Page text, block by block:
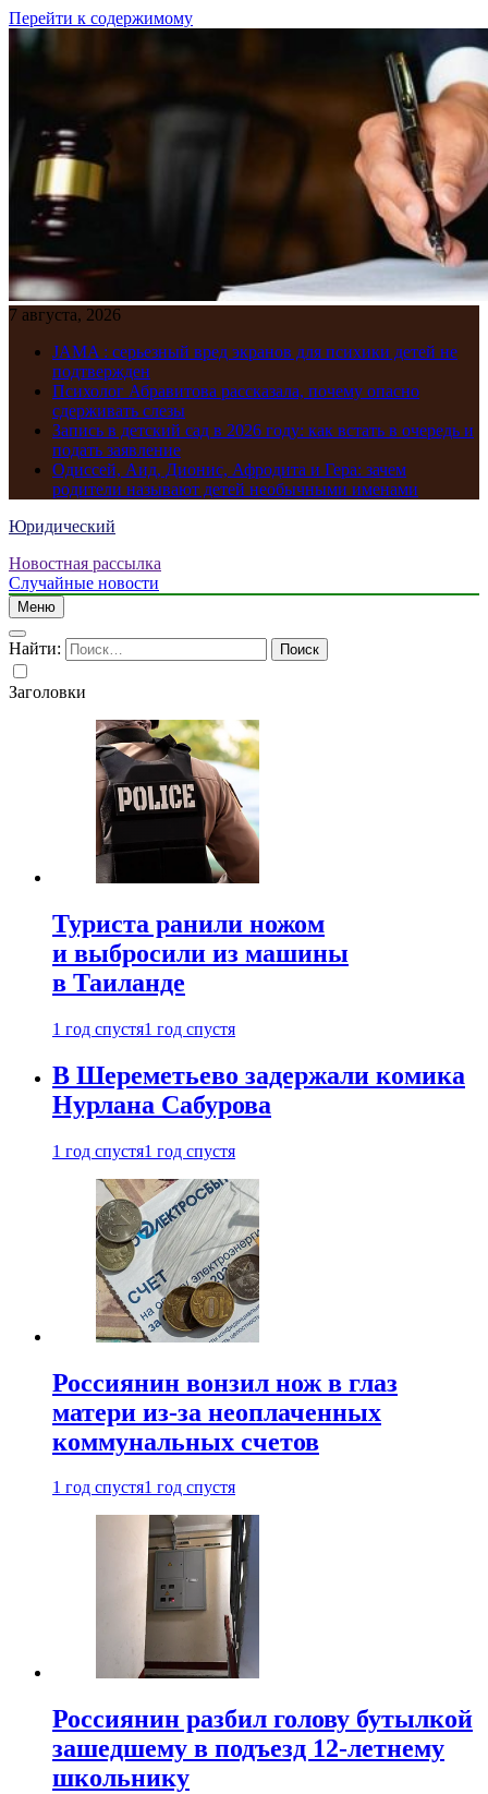
Перейти к содержимому
7 августа, 2026
JAMA : серьезный вред экранов для психики детей не
подтвержден
Психолог Абравитова рассказала, почему опасно
сдерживать слезы
Запись в детский сад в 2026 году: как встать в очередь и
подать заявление
Одиссей, Аид, Дионис, Афродита и Гера: зачем
родители называют детей необычными именами
Юридический
Новостная рассылка
Случайные новости
Меню
Найти:
Заголовки
Туриста ранили ножом
и выбросили из машины
в Таиланде
1 год спустя1 год спустя
В Шереметьево задержали комика
Нурлана Сабурова
1 год спустя1 год спустя
Россиянин вонзил нож в глаз
матери из-за неоплаченных
коммунальных счетов
1 год спустя1 год спустя
Россиянин разбил голову бутылкой
зашедшему в подъезд 12-летнему
школьнику